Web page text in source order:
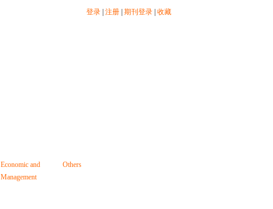
登录 注册 期刊登录 收藏
Economic and
Management
Others